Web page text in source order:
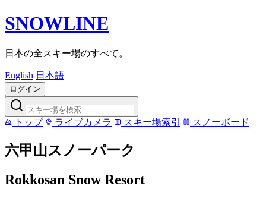
SNOWLINE
日本の全スキー場のすべて。
English 日本語
ログイン
トップ ライブカメラ スキー場索引 スノーボード
六甲山スノーパーク
Rokkosan Snow Resort